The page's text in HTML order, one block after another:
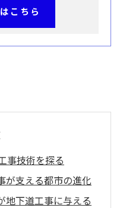
こちら
事技術を探る
が支える都市の進化
地下道工事に与える